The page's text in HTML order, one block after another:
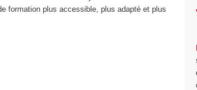
formation plus accessible, plus adapté et plus